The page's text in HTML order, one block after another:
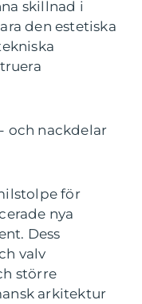
skillnad i
den estetiska
och nackdelar
för
nya
Dess
valv
större
arkitektur